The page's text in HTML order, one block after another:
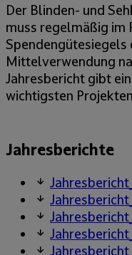
Der Blinden- und
muss regelmäßig im
Mittelverwendung
Jahresbericht gibt
wichtigsten
Jahresberichte